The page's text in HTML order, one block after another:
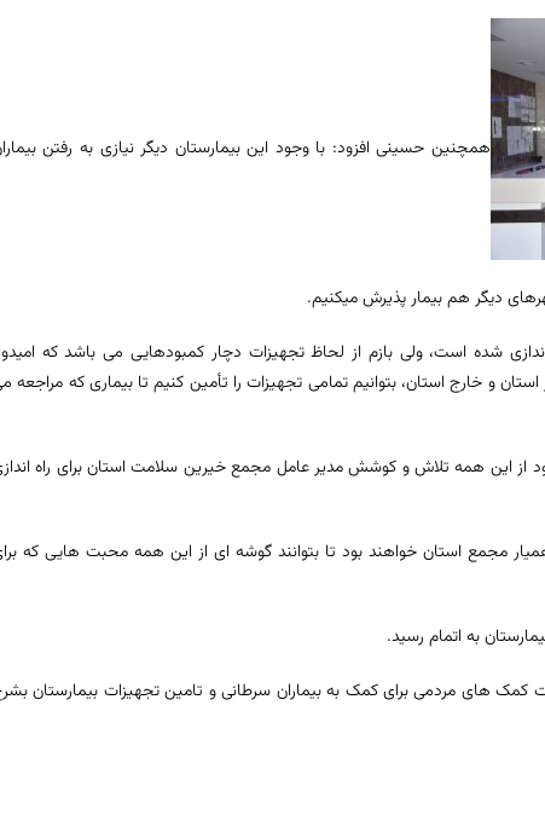
همچنین حسینی افزود: با وجود این بیمارستان دیگر نیازی به رفتن
دیگر هم بیمار پذیرش میکنیم.
شده است، ولی بازم از لحاظ تجهیزات دچار کمبودهایی می باشد که
و خارج استان، بتوانیم تمامی تجهیزات را تأمین کنیم تا بیماری که مراجعه
از این همه تلاش و کوشش مدیر عامل مجمع خیرین سلامت استان برای راه
مجمع استان خواهند بود تا بتوانند گوشه ای از این همه محبت هایی که
به اتمام رسید.
های مردمی برای کمک به بیماران سرطانی و تامین تجهیزات بیمارستان